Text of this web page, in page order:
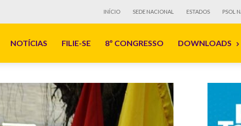
INÍCIO SEDE NACIONAL ESTADOS PSOL
NOTÍCIAS FILIE-SE 8º CONGRESSO DOWNLOADS